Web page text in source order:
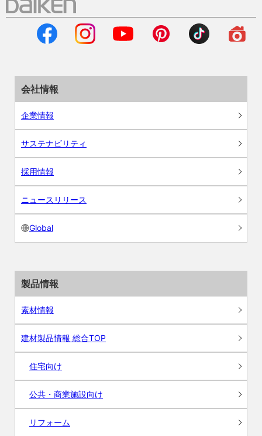
会社情報
企業情報
サステナビリティ
採用情報
ニュースリリース
Global
製品情報
素材情報
建材製品情報 総合TOP
住宅向け
公共・商業施設向け
リフォーム